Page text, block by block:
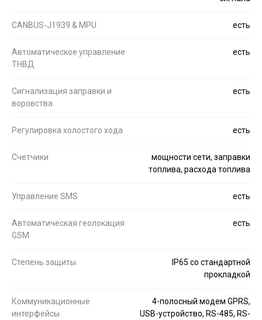
CANBUS-J1939 & MPU есть
Автоматическое управление
ТНВД
есть
Сигнализация заправки и
воровства
есть
Регулировка холостого хода есть
Счетчики
мощности сети, заправки
топлива, расхода топлива
Управление SMS есть
Автоматическая геолокация
GSM
есть
Степень защиты
IP65 со стандартной
прокладкой
Коммуникационные
интерфейсы
4-полосный модем GPRS,
USB-устройство, RS-485, RS-